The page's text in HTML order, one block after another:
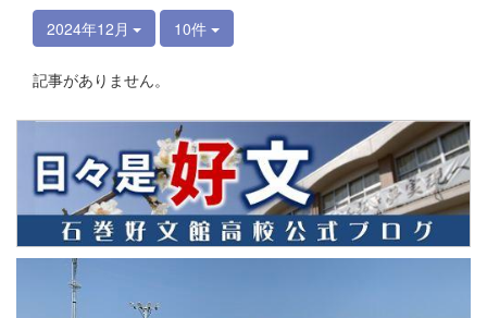
2024年12月 10件
記事がありません。